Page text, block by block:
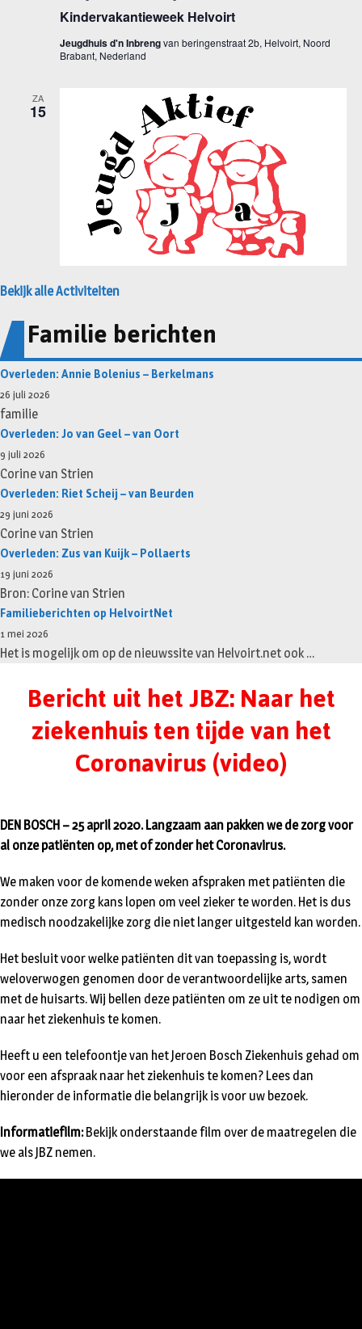
Bekijk alle Activiteiten
Familie berichten
Overleden: Annie Bolenius – Berkelmans
26 juli 2026
familie
Overleden: Jo van Geel – van Oort
9 juli 2026
Corine van Strien
Overleden: Riet Scheij – van Beurden
29 juni 2026
Corine van Strien
Overleden: Zus van Kuijk – Pollaerts
19 juni 2026
Bron: Corine van Strien
Familieberichten op HelvoirtNet
1 mei 2026
Het is mogelijk om op de nieuwssite van Helvoirt.net ook …
Bericht uit het JBZ: Naar het
ziekenhuis ten tijde van het
Coronavirus (video)
DEN BOSCH – 25 april 2020. Langzaam aan pakken we de zorg voor
al onze patiënten op, met of zonder het Coronavirus.
We maken voor de komende weken afspraken met patiënten die
zonder onze zorg kans lopen om veel zieker te worden. Het is dus
medisch noodzakelijke zorg die niet langer uitgesteld kan worden.
Het besluit voor welke patiënten dit van toepassing is, wordt
weloverwogen genomen door de verantwoordelijke arts, samen
met de huisarts. Wij bellen deze patiënten om ze uit te nodigen om
naar het ziekenhuis te komen.
Heeft u een telefoontje van het Jeroen Bosch Ziekenhuis gehad om
voor een afspraak naar het ziekenhuis te komen? Lees dan
hieronder de informatie die belangrijk is voor uw bezoek.
Informatiefilm:Bekijk onderstaande film over de maatregelen die
we als JBZ nemen.